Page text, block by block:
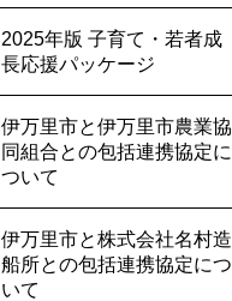
2025年版 子育て・若者成
長応援パッケージ
伊万里市と伊万里市農業協
同組合との包括連携協定に
ついて
伊万里市と株式会社名村造
船所との包括連携協定につ
いて